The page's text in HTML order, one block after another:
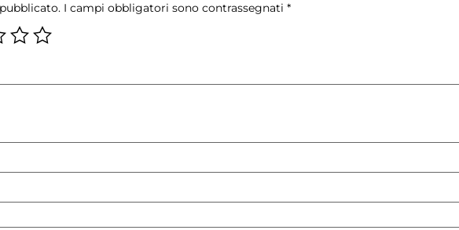
I campi obbligatori sono contrassegnati *